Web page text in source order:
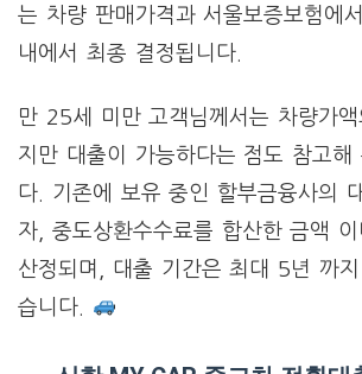
는 차량 판매가격과 서울보증보험에
내에서 최종 결정됩니다.
만 25세 미만 고객님께서는 차량가
지만 대출이 가능하다는 점도 참고해
다. 기존에 보유 중인 할부금융사의
자, 중도상환수수료를 합산한 금액
산정되며, 대출 기간은 최대 5년 까
습니다.